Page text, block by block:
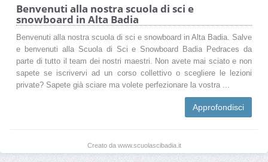
Benvenuti alla nostra scuola di sci e
snowboard in Alta Badia
Benvenuti alla nostra scuola di sci e snowboard in Alta Badia. Salve
e benvenuti alla Scuola di Sci e Snowboard Badia Pedraces da
parte di tutto il team dei nostri maestri. Non avete mai sciato e non
sapete se iscrivervi ad un corso collettivo o scegliere le lezioni
private? Sapete già sciare ma volete perfezionare la vostra ...
Approfondisci
Creato da www.scuolascibadia.it